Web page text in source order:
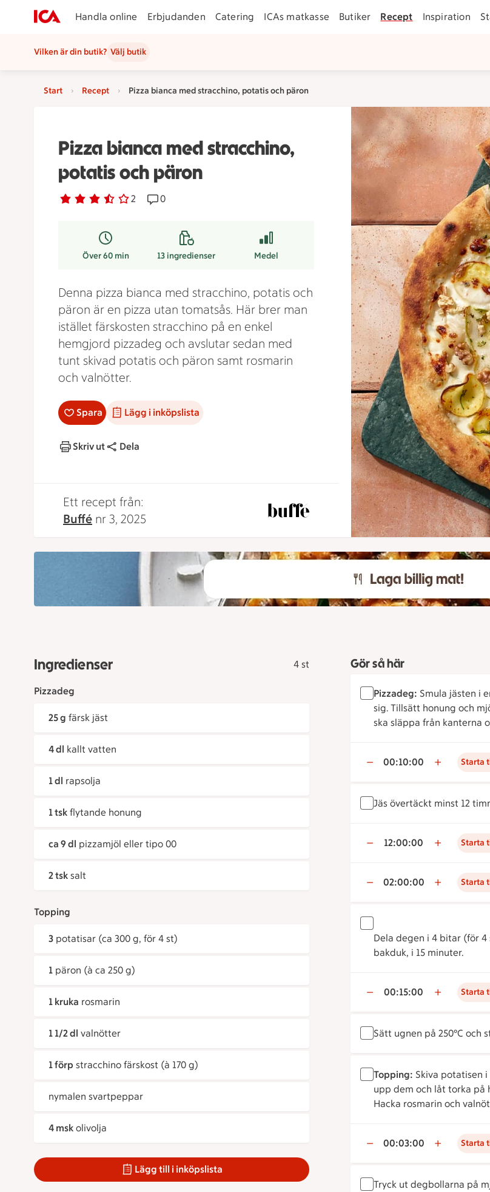
Handla online Erbjudanden Catering ICAs matkasse Butiker Recept Inspiration
Vilken är din butik? Välj butik
Start Recept Pizza bianca med stracchino, potatis och päron
Pizza bianca med stracchino,
potatis och päron
Betyg 3.5 av 5. 2
2 personer har röstatReceptet har 0 kommentarer
0
Över 60 min 13ingredienser Medel
Denna pizza bianca med stracchino, potatis och
päron är en pizza utan tomatsås. Här brer man
istället färskosten stracchino på en enkel
hemgjord pizzadeg och avslutar sedan med
tunt skivad potatis och päron samt rosmarin
och valnötter.
Spara Lägg i inköpslista
Skriv ut Dela
Ett recept från:
Buffé nr 3, 2025
Ingredienser 4 st
Pizzadeg
25 g färsk jäst
4 dl kallt vatten
1 dl rapsolja
1 tsk flytande honung
ca 9 dl pizzamjöl eller tipo 00
2 tsk salt
Topping
3 potatisar (ca 300 g, för 4 st)
1 päron (à ca 250 g)
1 kruka rosmarin
1 1/2 dl valnötter
1 förp stracchino färskost (à 170 g)
nymalen svartpeppar
4 msk olivolja
Lägg till i inköpslista
Gör så här
Pizzadeg: Smula jästen i
sig. Tillsätt honung och
ska släppa från kanterna
00:10:00 Starta
Jäs övertäckt minst 12
12:00:00 Starta
02:00:00 Starta
Dela degen i 4 bitar (för
bakduk, i 15 minuter.
00:15:00 Starta
Sätt ugnen på 250°C och
Topping: Skiva potatisen
upp dem och låt torka på
Hacka rosmarin och
00:03:00 Starta
Tryck ut degbollarna på